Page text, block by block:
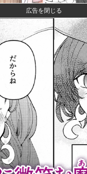
(36)、タンクトップ
ーぱみゅぱみゅ 本名
さん、山でラーメン
カンになる
広告を閉じる